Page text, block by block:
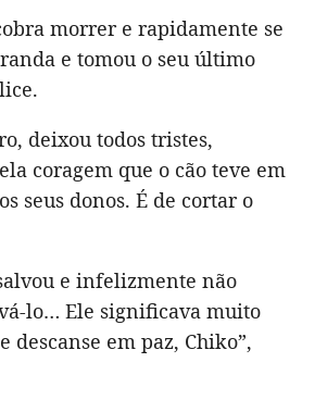
morrer e rapidamente se
e tomou o seu último
deixou todos tristes,
coragem que o cão teve em
seus donos. É de cortar o
e infelizmente não
lo… Ele significava muito
descanse em paz, Chiko”,